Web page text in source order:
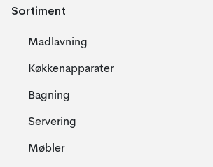
Sortiment
Madlavning
Køkkenapparater
Bagning
Servering
Møbler